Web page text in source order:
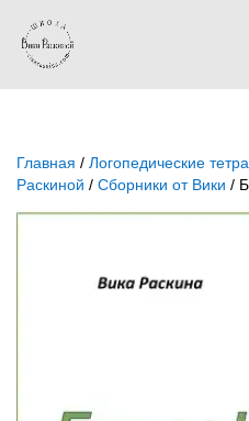
Главная / Логопедические
Раскиной / Сборники от Вики /